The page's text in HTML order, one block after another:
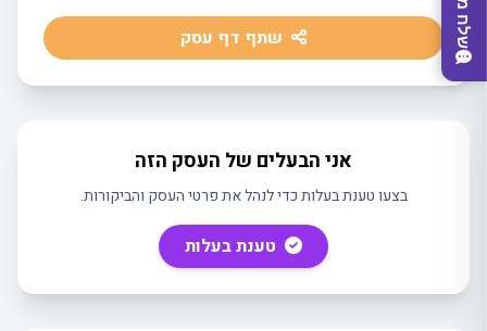
שתף דף עסק
אני הבעלים של העסק הזה
בצעו טענת בעלות כדי לנהל את פרטי העסק והביקורות.
טענת בעלות